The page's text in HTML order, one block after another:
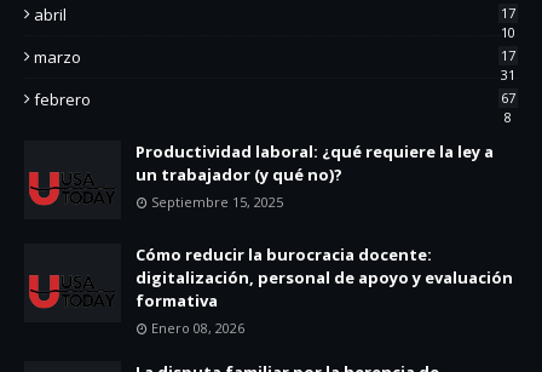
abril
17
10
marzo
17
31
febrero
67
8
Productividad laboral: ¿qué requiere la ley a
un trabajador (y qué no)?
Septiembre 15, 2025
Cómo reducir la burocracia docente:
digitalización, personal de apoyo y evaluación
formativa
Enero 08, 2026